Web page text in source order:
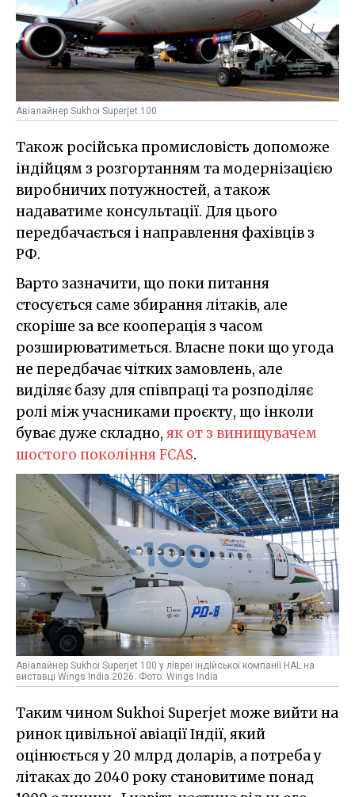
Авіалайнер Sukhoi Superjet 100
Також російська промисловість допоможе
індійцям з розгортанням та модернізацією
виробничих потужностей, а також
надаватиме консультації. Для цього
передбачається і направлення фахівців з
РФ.
Варто зазначити, що поки питання
стосується саме збирання літаків, але
скоріше за все кооперація з часом
розширюватиметься. Власне поки що угода
не передбачає чітких замовлень, але
виділяє базу для співпраці та розподіляє
ролі між учасниками проєкту, що інколи
буває дуже складно, як от з винищувачем
шостого покоління FCAS.
Авіалайнер Sukhoi Superjet 100 у лівреї індійської компанії HAL на
виставці Wings India 2026. Фото: Wings India
Таким чином Sukhoi Superjet може вийти на
ринок цивільної авіації Індії, який
оцінюється у 20 млрд доларів, а потреба у
літаках до 2040 року становитиме понад